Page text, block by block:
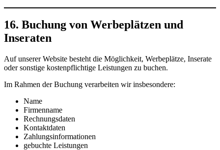
16. Buchung von Werbeplätzen und
Inseraten
Auf unserer Website besteht die Möglichkeit, Werbeplätze, Inserate
oder sonstige kostenpflichtige Leistungen zu buchen.
Im Rahmen der Buchung verarbeiten wir insbesondere:
Name
Firmenname
Rechnungsdaten
Kontaktdaten
Zahlungsinformationen
gebuchte Leistungen